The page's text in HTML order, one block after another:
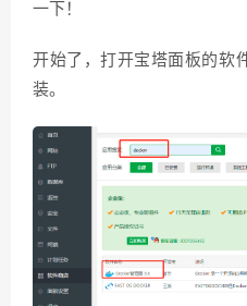
一下！
开始了，打开宝塔面板的软
装。